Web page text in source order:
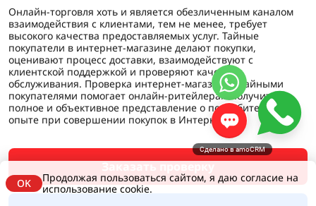
Онлайн-торговля хоть и является обезличенным каналом
взаимодействия с клиентами, тем не менее, требует
высокого качества предоставляемых услуг. Тайные
покупатели в интернет-магазине делают покупки,
оценивают процесс доставки, взаимодействуют с
клиентской поддержкой и проверяют качество
обслуживания. Проверка интернет-магазинов тайными
покупателями помогает онлайн-ритейлерам получить
полное и объективное представление о потребительском
опыте при совершении покупок в Интернете.
OK
Продолжая пользоваться сайтом, я даю согласие на
использование cookie.
Сделано в amoCRM